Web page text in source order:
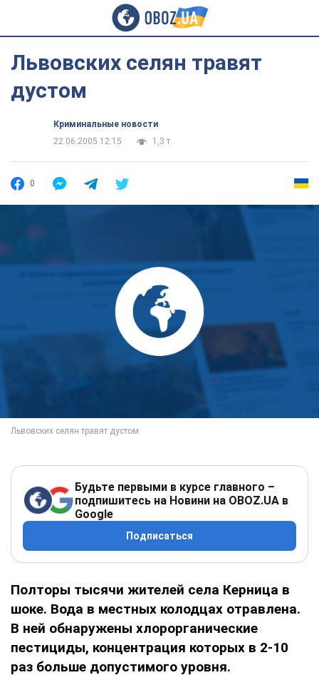
Львовских селян травят
дустом
Криминальные новости
22.06.2005 12:15
1,3 т.
0
Будьте первыми в курсе главного –
подпишитесь на Новини на OBOZ.UA в
Google
Подписаться
Полторы тысячи жите­лей села Керница в
шо­ке. Вода в местных ко­лодцах отравлена.
В ней обнаружены хлорорганические
пестициды, концентрация которых в 2-10
раз больше допус­тимого уровня.